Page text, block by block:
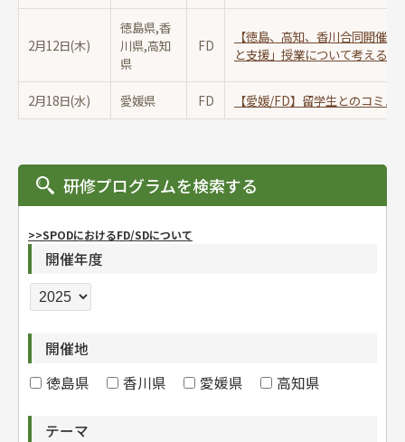
2月12日(木)
徳島県,香
川県,高知
県
FD
【徳島、高知、香川合同開催/
と支援」授業について考えるラ
2月18日(水) 愛媛県 FD 【愛媛/FD】留学生とのコミュ
研修プログラムを検索する
>>SPODにおけるFD/SDについて
開催年度
開催地
徳島県
香川県 愛媛県 高知県
テーマ